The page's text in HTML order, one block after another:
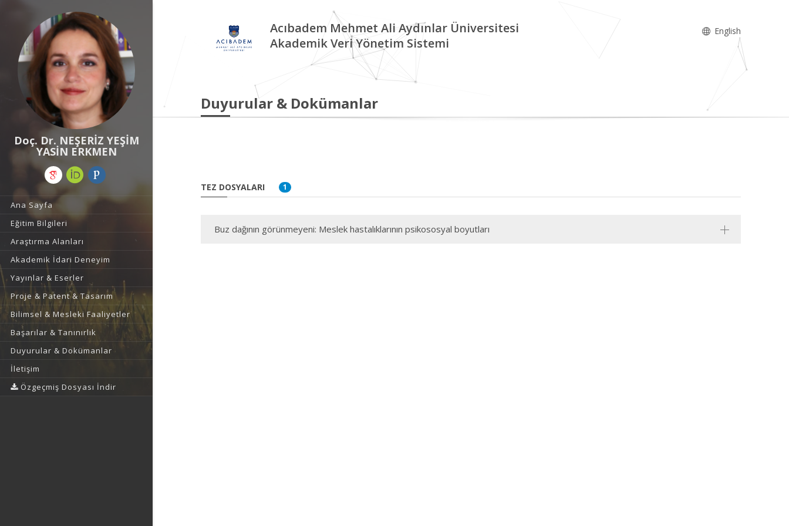
Doç. Dr. NEŞERİZ YEŞİM
YASİN ERKMEN
Ana Sayfa
Eğitim Bilgileri
Araştırma Alanları
Akademik İdari Deneyim
Yayınlar & Eserler
Proje & Patent & Tasarım
Bilimsel & Mesleki Faaliyetler
Başarılar & Tanınırlık
Duyurular & Dokümanlar
İletişim
Özgeçmiş Dosyası İndir
Acıbadem Mehmet Ali Aydınlar Üniversitesi
Akademik Veri Yönetim Sistemi
English
Duyurular & Dokümanlar
TEZ DOSYALARI 1
Buz dağının görünmeyeni: Meslek hastalıklarının psikososyal boyutları